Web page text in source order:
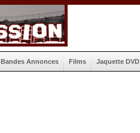
Bandes Annonces Films Jaquette DVD